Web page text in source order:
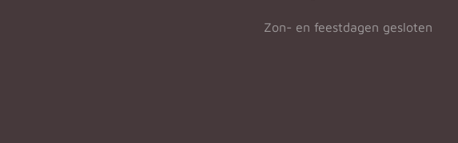
Zon- en feestdagen gesloten